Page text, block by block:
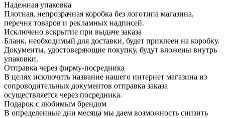
Надежная упаковка
Плотная, непрозрачная коробка без логотипа магазина,
перечня товаров и рекламных надписей.
Исключено вскрытие при выдаче заказа
Бланк, необходимый для доставки, будет приклеен на коробку.
Документы, удостоверяющие покупку, будут вложены внутрь
упаковки.
Отправка через фирму-посредника
В целях исключить название нашего интернет магазина из
сопроводительных документов отправка заказа
осуществляется через посредника.
Подарок с любимым брендом
В определенные дни месяца мы даем возможность снизить